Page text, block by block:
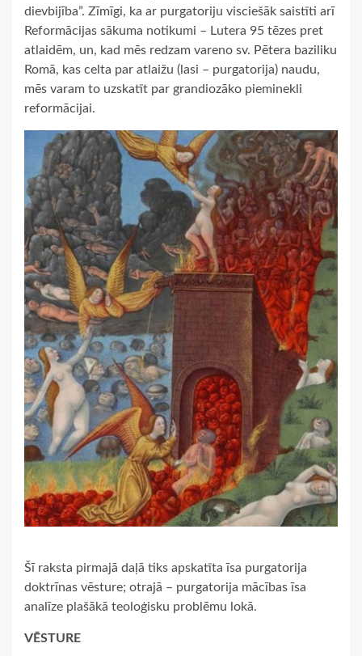
dievbijība”. Zīmīgi, ka ar purgatoriju visciešāk saistīti arī
Reformācijas sākuma notikumi – Lutera 95 tēzes pret
atlaidēm, un, kad mēs redzam vareno sv. Pētera baziliku
Romā, kas celta par atlaižu (lasi – purgatorija) naudu,
mēs varam to uzskatīt par grandiozāko pieminekli
reformācijai.
Šī raksta pirmajā daļā tiks apskatīta īsa purgatorija
doktrīnas vēsture; otrajā – purgatorija mācības īsa
analīze plašākā teoloģisku problēmu lokā.
VĒSTURE